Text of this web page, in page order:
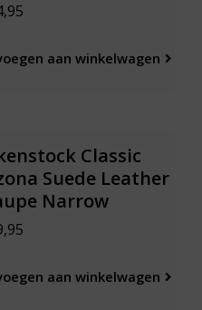
aan winkelwagen
Classic
Suede Leather
Narrow
aan winkelwagen